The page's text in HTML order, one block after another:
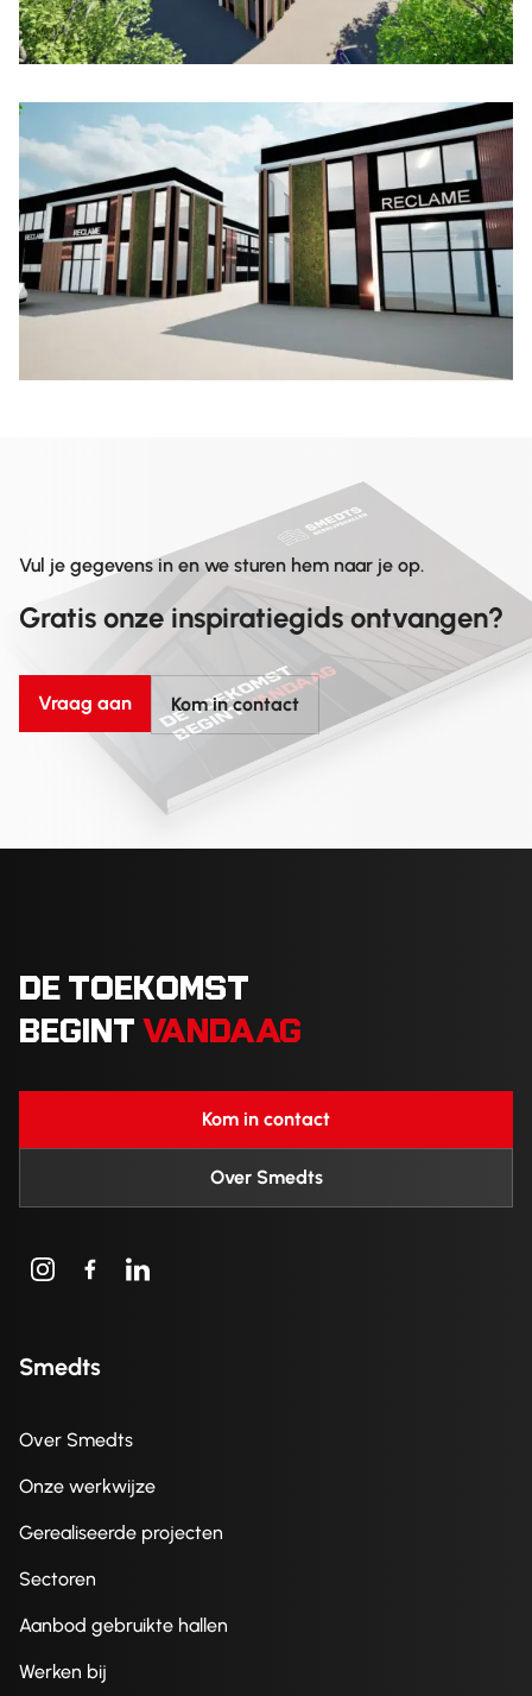
Vul je gegevens in en we sturen hem naar je op.
Gratis onze inspiratiegids ontvangen?
Vraag aan Kom in contact
DE TOEKOMST
BEGINT VANDAAG
Kom in contact
Over Smedts
Smedts
Over Smedts
Onze werkwijze
Gerealiseerde projecten
Sectoren
Aanbod gebruikte hallen
Werken bij